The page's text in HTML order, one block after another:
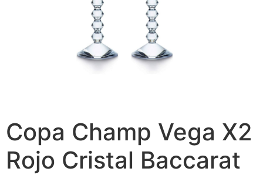
Copa Champ Vega X2
Rojo Cristal Baccarat